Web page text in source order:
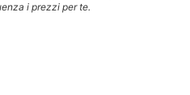
i prezzi per te.